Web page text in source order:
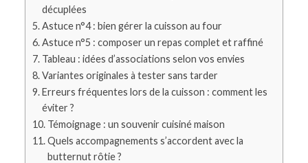
décuplées
Astuce n°4 : bien gérer la cuisson au four
Astuce n°5 : composer un repas complet et raffiné
Tableau : idées d’associations selon vos envies
Variantes originales à tester sans tarder
Erreurs fréquentes lors de la cuisson : comment les
éviter ?
Témoignage : un souvenir cuisiné maison
Quels accompagnements s’accordent avec la
butternut rôtie ?